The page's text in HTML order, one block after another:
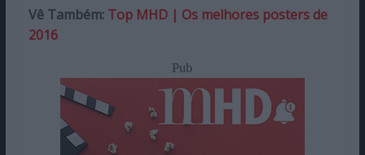
Vê Também: Top MHD | Os melhores posters de
2016
Pub